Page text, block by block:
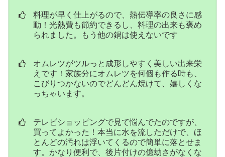
料理が早く仕上がるので、熱伝導率の良さに感
動！光熱費も節約できるし、料理の出来も褒め
られました。もう他の鍋は使えないです
オムレツがツルっと成形しやすく美しい出来栄
えです！家族分にオムレツを何個も作る時も、
こびりつかないのでどんどん焼けて、嬉しくな
っちゃいます。
テレビショッピングで見て悩んでたのですが、
買ってよかった！本当に水を流しただけで、ほ
とんどの汚れは浮いてくるので簡単に落とせま
す。かなり便利で、後片付けの億劫さがなくな